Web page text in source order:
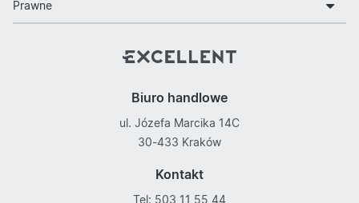
Prawne
Biuro handlowe
ul. Józefa Marcika 14C
30-433 Kraków
Kontakt
Tel: 503 11 55 44